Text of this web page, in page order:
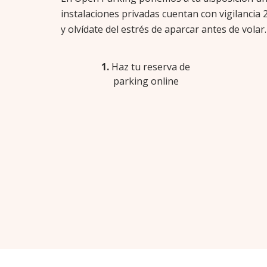
instalaciones privadas cuentan con vigilancia
y olvídate del estrés de aparcar antes de volar.
1. Haz tu reserva de
parking online